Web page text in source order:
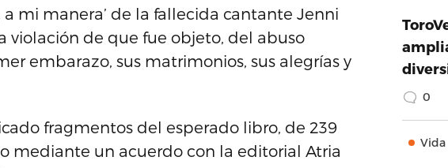
mi manera’ de la fallecida cantante Jenni
violación de que fue objeto, del abuso
embarazo, sus matrimonios, sus alegrías y
fragmentos del esperado libro, de 239
mediante un acuerdo con la editorial Atria
0
Vida